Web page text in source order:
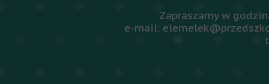
Zapraszamy w
e-mail: